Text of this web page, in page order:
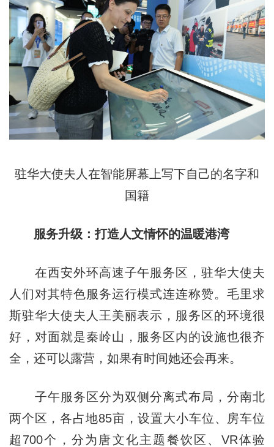
驻华大使夫人在智能屏幕上写下自己的名字和
国籍
服务升级：打造人文情怀的温暖港湾
在西安外环高速子午服务区，驻华大使夫
人们对其特色服务运行模式连连称赞。毛里求
斯驻华大使夫人王美丽表示，服务区的环境很
好，对面就是秦岭山，服务区内的设施也很齐
全，还可以露营，如果有时间她还会再来。
子午服务区分为双侧分离式布局，分南北
两个区，各占地85亩，设置大小车位、房车位
超700个，分为唐文化主题餐饮区、VR体验